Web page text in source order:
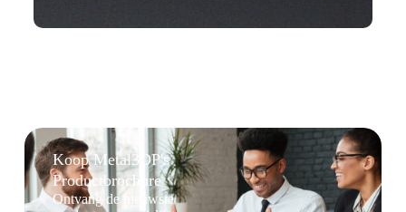
Koop Metal3DP's
Productbrochure
Ontvang de nieuwste